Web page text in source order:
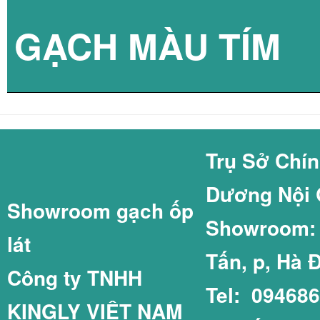
GẠCH LÁT SÂN
GẠCH COTTO
GẠCH LÁT SÂN
GẠCH THẺ 5X20
GẠCH THẺ
GẠCH THẺ
GẠCH MÀU TÍM
Showroom gạch ốp
lát
Công ty TNHH
KINGLY VIỆT NAM
Trụ Sở
Dương Nội
Tấn, p, Hà
Tel: